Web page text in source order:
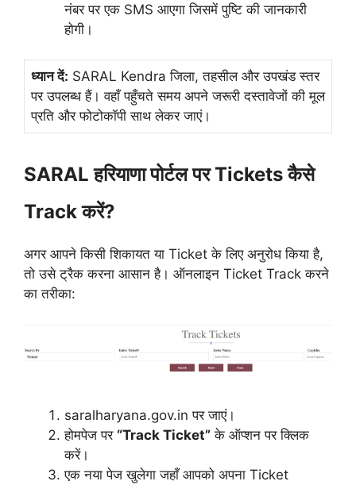
नंबर पर एक SMS आएगा जिसमें पुष्टि की जानकारी
होगी।
ध्यान दें: SARAL Kendra जिला, तहसील और उपखंड स्तर
पर उपलब्ध हैं। वहाँ पहुँचते समय अपने जरूरी दस्तावेजों की मूल
प्रति और फोटोकॉपी साथ लेकर जाएं।
SARAL हरियाणा पोर्टल पर Tickets कैसे
Track करें?
अगर आपने किसी शिकायत या Ticket के लिए अनुरोध किया है,
तो उसे ट्रैक करना आसान है। ऑनलाइन Ticket Track करने
का तरीका:
saralharyana.gov.in पर जाएं।
होमपेज पर “Track Ticket” के ऑप्शन पर क्लिक
करें।
एक नया पेज खुलेगा जहाँ आपको अपना Ticket